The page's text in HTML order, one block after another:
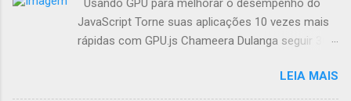
JavaScript Torne suas aplicações 10 vezes mais
rápidas com GPU.js Chameera Dulanga seguir 30
oportunidades para melhorar o desempenho da
LEIA MAIS